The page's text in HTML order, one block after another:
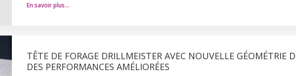
En savoir plus…
TÊTE DE FORAGE DRILLMEISTER AVEC NOUVELLE GÉOMÉTRIE
DES PERFORMANCES AMÉLIORÉES